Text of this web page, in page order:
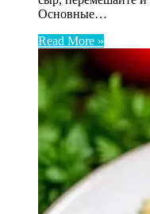
Основные…
Read More »